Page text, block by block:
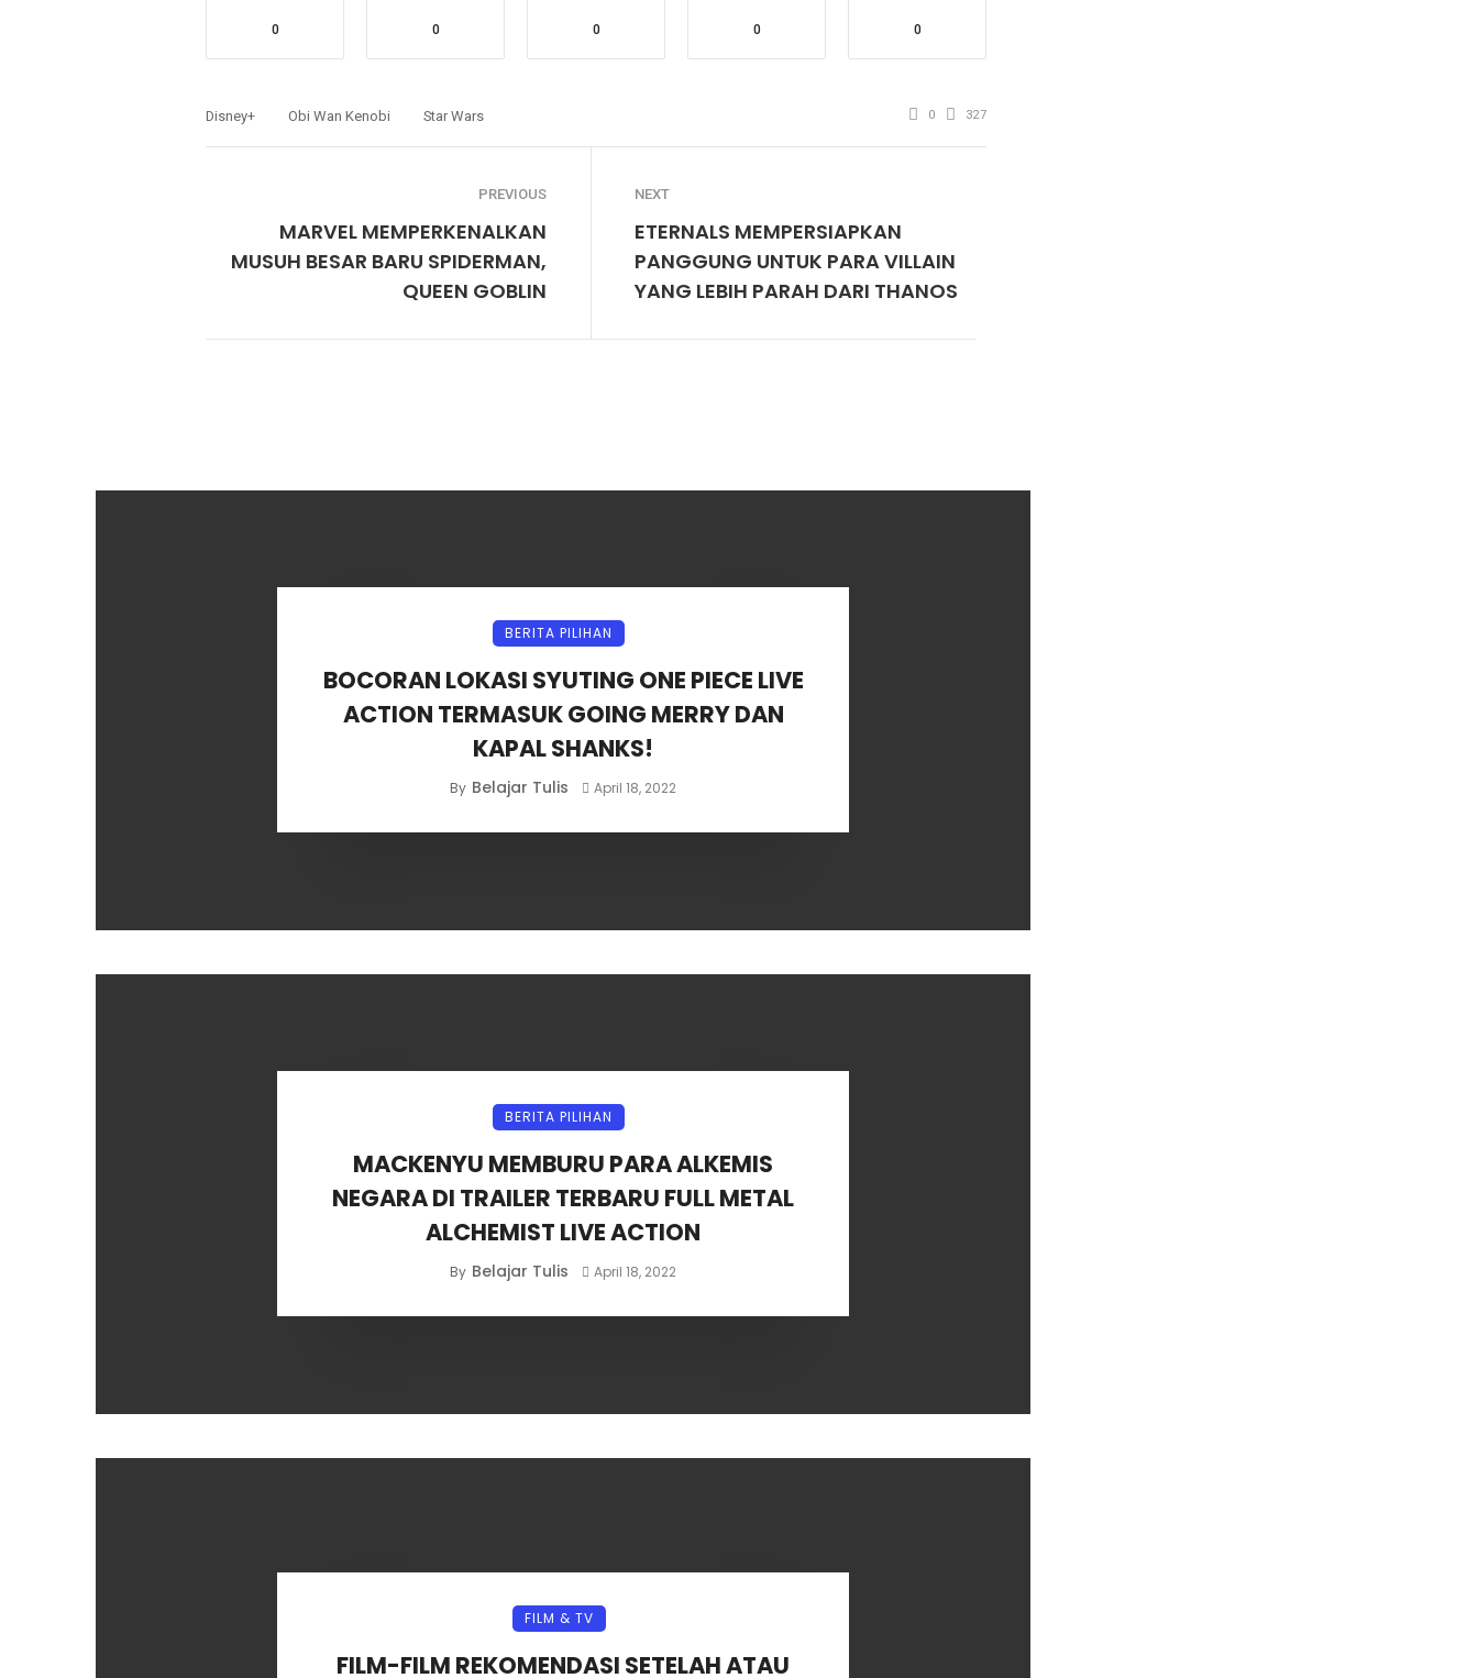
0 0 0 0 0
Disney+ Obi Wan Kenobi Star Wars 0 327
PREVIOUS
MARVEL MEMPERKENALKAN
MUSUH BESAR BARU SPIDERMAN,
QUEEN GOBLIN
NEXT
ETERNALS MEMPERSIAPKAN
PANGGUNG UNTUK PARA VILLAIN
YANG LEBIH PARAH DARI THANOS
BERITA PILIHAN
BOCORAN LOKASI SYUTING ONE PIECE LIVE
ACTION TERMASUK GOING MERRY DAN
KAPAL SHANKS!
By Belajar Tulis April 18, 2022
BERITA PILIHAN
MACKENYU MEMBURU PARA ALKEMIS
NEGARA DI TRAILER TERBARU FULL METAL
ALCHEMIST LIVE ACTION
By Belajar Tulis April 18, 2022
FILM & TV
FILM-FILM REKOMENDASI SETELAH ATAU